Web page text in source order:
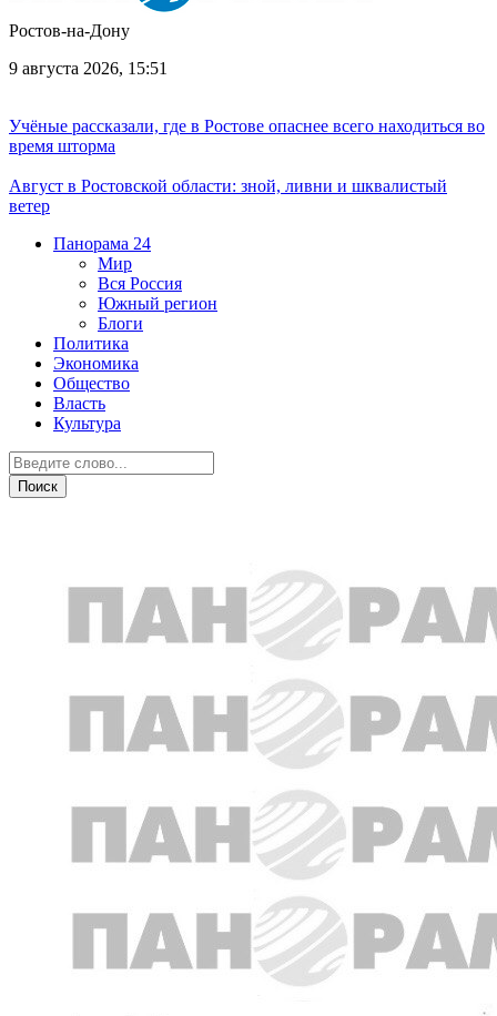
Ростов-на-Дону
9 августа 2026, 15:51
Учёные рассказали, где в Ростове опаснее всего находиться во
время шторма
Август в Ростовской области: зной, ливни и шквалистый
ветер
Панорама 24
Мир
Вся Россия
Южный регион
Блоги
Политика
Экономика
Общество
Власть
Культура